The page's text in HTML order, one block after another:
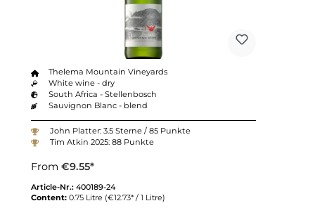
Thelema Mountain Vineyards
White wine - dry
South Africa - Stellenbosch
Sauvignon Blanc - blend
John Platter: 3.5 Sterne / 85 Punkte
Tim Atkin 2025: 88 Punkte
From €9.55*
Article-Nr.: 400189-24
Content: 0.75 Litre (€12.73* / 1 Litre)